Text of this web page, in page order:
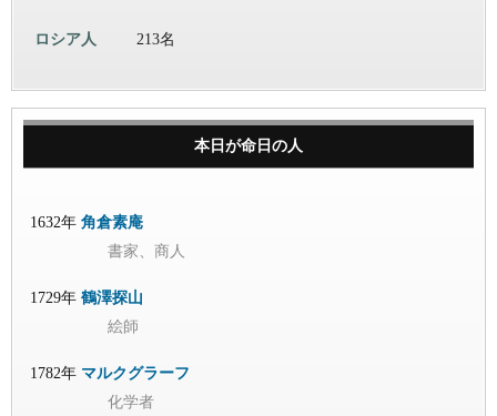
ロシア人 213名
本日が命日の人
1632年 角倉素庵
書家、商人
1729年 鶴澤探山
絵師
1782年 マルクグラーフ
化学者